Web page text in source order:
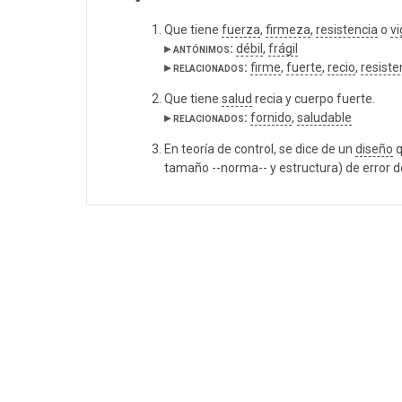
Que tiene fuerza, firmeza, resistenciao
▸ antónimos: débil , frágil
▸ relacionados: firme, fuerte, recio,
Que tiene salud recia y cuerpo fuerte.
▸ relacionados: fornido, saludable
En teoría de control, se dice de un diseño
tamaño --norma-- y estructura) de error